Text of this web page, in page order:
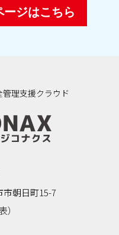
ジはこちら
理支援クラウド
市朝日町15-7
）